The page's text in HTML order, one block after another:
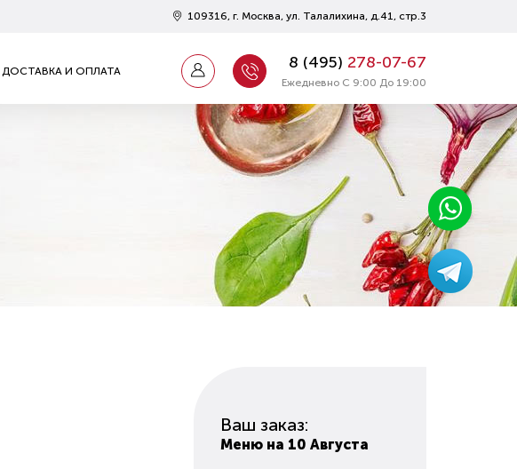
109316, г. Москва, ул. Талалихина, д.41, стр.3
ДОСТАВКА И ОПЛАТА 8 (495) 278-07-67
Ежедневно С 9:00 До 19:00
Ваш заказ:
Меню на 10 Августа